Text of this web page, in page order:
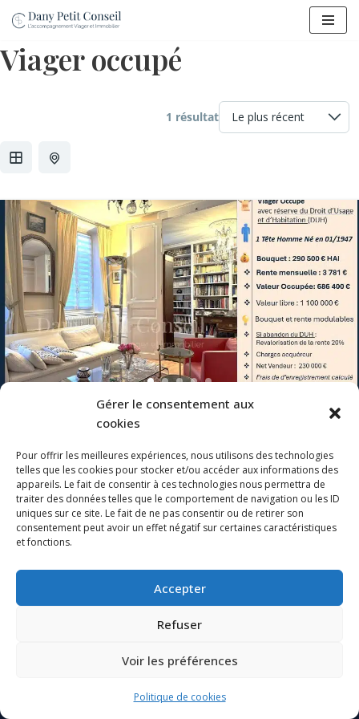
Gérer le consentement aux
cookies
Pour offrir les meilleures expériences, nous utilisons des technologies
telles que les cookies pour stocker et/ou accéder aux informations des
appareils. Le fait de consentir à ces technologies nous permettra de
traiter des données telles que le comportement de navigation ou les ID
uniques sur ce site. Le fait de ne pas consentir ou de retirer son
consentement peut avoir un effet négatif sur certaines caractéristiques
et fonctions.
Accepter
Refuser
Voir les préférences
Politique de cookies
au
Viager occupé
1 résultat
LA ROCHELLE – Porte
Royale – Petit Hôtel
Particulier de1789
Investissement – viager
occupé
La Rochelle (17000)
Vente en viager occupé Une tête homme né en
Janvier...
5 des lits 179m²
€290,500
MAISON
MENTIONS LEGALES
WordPress